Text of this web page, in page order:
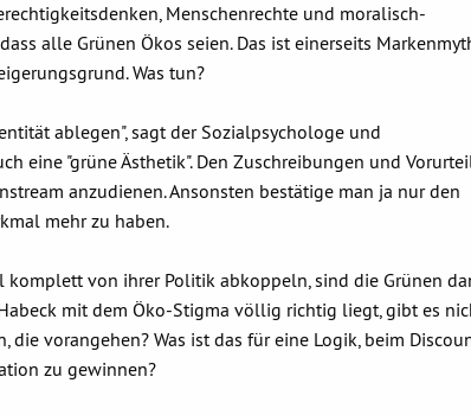
Menschenrechte und moralisch-
alle Grünen Ökos seien. Das ist einerseits
Was tun?
ablegen", sagt der Sozialpsychologe und
eine "grüne Ästhetik". Den Zuschreibungen und
anzudienen. Ansonsten bestätige man ja nur den
mehr zu haben.
komplett von ihrer Politik abkoppeln, sind die Grünen
mit dem Öko-Stigma völlig richtig liegt, gibt es
vorangehen? Was ist das für eine Logik, beim
zu gewinnen?